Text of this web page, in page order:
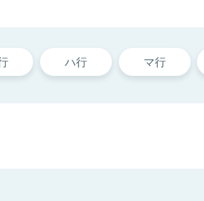
ハ行 マ行